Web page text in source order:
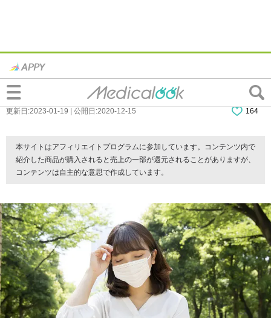
頭が一瞬ぐらっとするのはキケン？「血圧
異常のサイン」かも。病院に行く目安は？
更新日:2023-01-19 | 公開日:2020-12-15 164
本サイトはアフィリエイトプログラムに参加しています。コンテンツ内で
紹介した商品が購入されると売上の一部が還元されることがありますが、
コンテンツは自主的な意思で作成しています。